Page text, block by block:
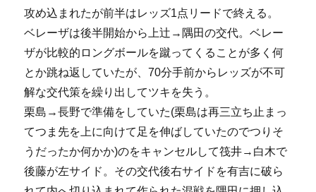
攻め込まれたが前半はレッズ1点リードで終える。
ベレーザは後半開始から上辻→隅田の交代。ベレー
ザが比較的ロングボールを蹴ってくることが多く何
とか跳ね返していたが、70分手前からレッズが不可
解な交代策を繰り出してツキを失う。
栗島→長野で準備をしていた(栗島は再三立ち止まっ
てつま先を上に向けて足を伸ばしていたのでつりそ
うだったか何かか)のをキャンセルして筏井→白木で
後藤が左サイド。その交代後右サイドを有吉に破ら